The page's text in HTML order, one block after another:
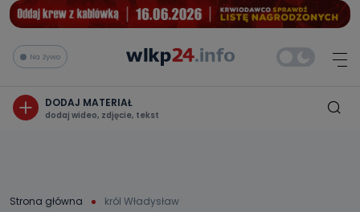
Na żywo
DODAJ MATERIAŁ
dodaj wideo, zdjęcie, tekst
Strona główna król Władysław